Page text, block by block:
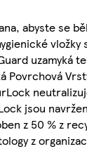
abyste se
Povrchová
jsou
z 50 % z
z